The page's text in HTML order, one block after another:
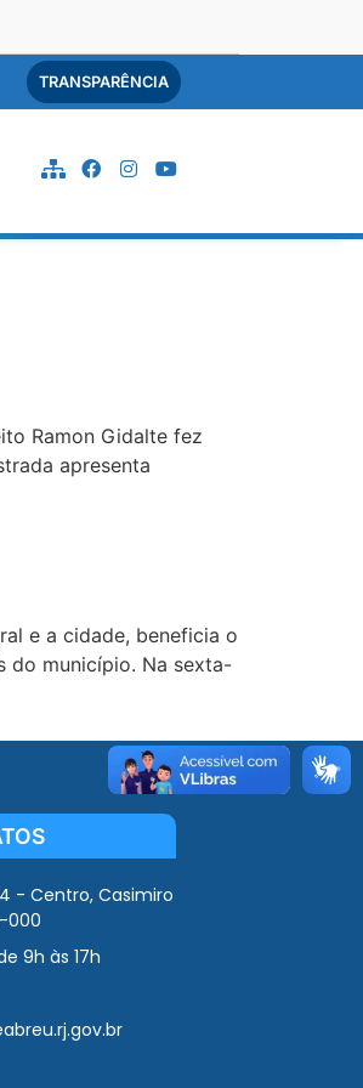
TRANSPARÊNCIA
Ramon Gidalte fez
apresenta
e a cidade, beneficia o
do município. Na sexta-
- Centro, Casimiro
000
9h às 17h